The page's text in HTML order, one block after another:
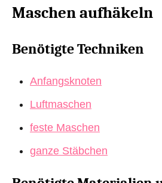
Maschen aufhäkeln
Benötigte Techniken
Anfangsknoten
Luftmaschen
feste Maschen
ganze Stäbchen